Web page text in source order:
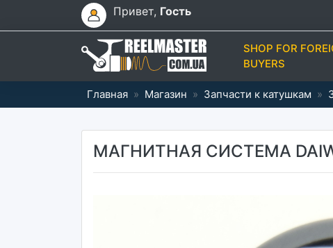
Привет, Гость
SHOP FOR
BUYERS
Главная » Магазин » Запчасти к катушкам »
МАГНИТНАЯ СИСТЕМА